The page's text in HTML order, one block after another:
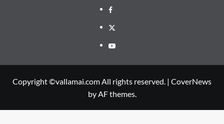
Facebook
Twitter
Youtube
Copyright ©vallamai.com All rights reserved. | CoverNews
by AF themes.